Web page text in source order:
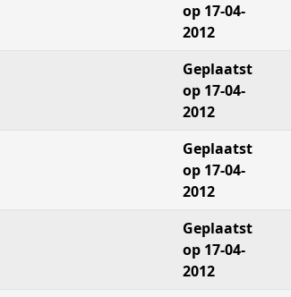
op 17-04-
2012
Geplaatst
op 17-04-
2012
Geplaatst
op 17-04-
2012
Geplaatst
op 17-04-
2012